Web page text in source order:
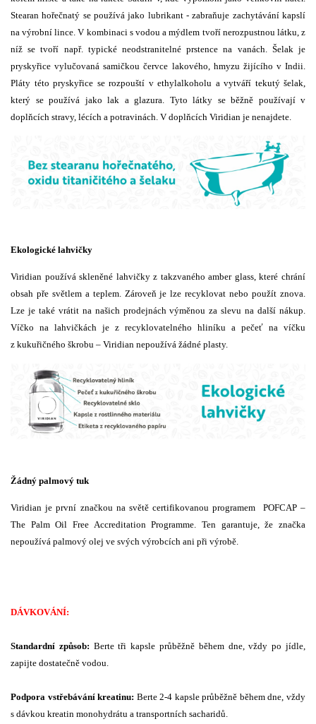
Stearan hořečnatý se používá jako lubrikant - zabraňuje zachytávání kapslí
na výrobní lince. V kombinaci s vodou a mýdlem tvoří nerozpustnou látku, z
níž se tvoří např. typické neodstranitelné prstence na vanách. Šelak je
pryskyřice vylučovaná samičkou červce lakového, hmyzu žijícího v Indii.
Pláty této pryskyřice se rozpouští v ethylalkoholu a vytváří tekutý šelak,
který se používá jako lak a glazura. Tyto látky se běžně používají v
doplňcích stravy, lécích a potravinách. V doplňcích Viridian je nenajdete.
Ekologické lahvičky
Viridian používá skleněné lahvičky z takzvaného amber glass, které chrání
obsah pře světlem a teplem. Zároveň je lze recyklovat nebo použít znova.
Lze je také vrátit na našich prodejnách výměnou za slevu na další nákup.
Víčko na lahvičkách je z recyklovatelného hliníku a pečeť na víčku
z kukuřičného škrobu – Viridian nepoužívá žádné plasty.
Žádný palmový tuk
Viridian je první značkou na světě certifikovanou programem POFCAP –
The Palm Oil Free Accreditation Programme. Ten garantuje, že značka
nepoužívá palmový olej ve svých výrobcích ani při výrobě.
DÁVKOVÁNÍ:
Standardní způsob: Berte tři kapsle průběžně během dne, vždy po jídle,
zapijte dostatečně vodou.
Podpora vstřebáváníkreatinu: Berte 2-4 kapsle průběžně během dne, vždy
s dávkou kreatin monohydrátu a transportních sacharidů.